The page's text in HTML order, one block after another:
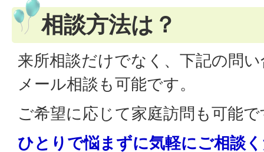
相談方法は？
来所相談だけでなく、下記の問
メール相談も可能です。
ご希望に応じて家庭訪問も可能
ひとりで悩まずに気軽にご相談